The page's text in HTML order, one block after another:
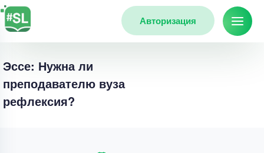
Авторизация
Эссе: Нужна ли
преподавателю вуза
рефлексия?